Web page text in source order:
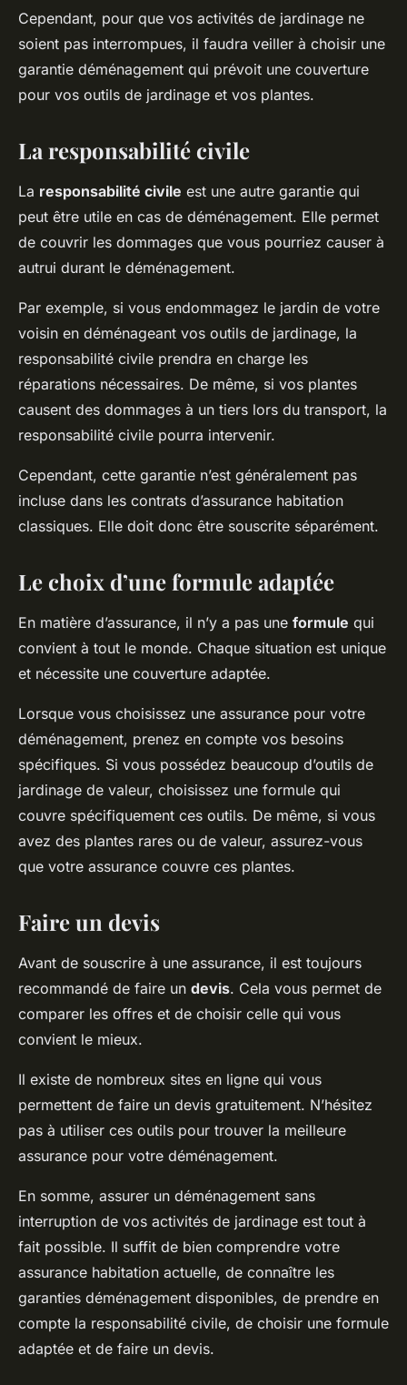
Cependant, pour que vos activités de jardinage ne
soient pas interrompues, il faudra veiller à choisir une
garantie déménagement qui prévoit une couverture
pour vos outils de jardinage et vos plantes.
La responsabilité civile
La responsabilité civile est une autre garantie qui
peut être utile en cas de déménagement. Elle permet
de couvrir les dommages que vous pourriez causer à
autrui durant le déménagement.
Par exemple, si vous endommagez le jardin de votre
voisin en déménageant vos outils de jardinage, la
responsabilité civile prendra en charge les
réparations nécessaires. De même, si vos plantes
causent des dommages à un tiers lors du transport, la
responsabilité civile pourra intervenir.
Cependant, cette garantie n’est généralement pas
incluse dans les contrats d’assurance habitation
classiques. Elle doit donc être souscrite séparément.
Le choix d’une formule adaptée
En matière d’assurance, il n’y a pas une formule qui
convient à tout le monde. Chaque situation est unique
et nécessite une couverture adaptée.
Lorsque vous choisissez une assurance pour votre
déménagement, prenez en compte vos besoins
spécifiques. Si vous possédez beaucoup d’outils de
jardinage de valeur, choisissez une formule qui
couvre spécifiquement ces outils. De même, si vous
avez des plantes rares ou de valeur, assurez-vous
que votre assurance couvre ces plantes.
Faire un devis
Avant de souscrire à une assurance, il est toujours
recommandé de faire un devis. Cela vous permet de
comparer les offres et de choisir celle qui vous
convient le mieux.
Il existe de nombreux sites en ligne qui vous
permettent de faire un devis gratuitement. N’hésitez
pas à utiliser ces outils pour trouver la meilleure
assurance pour votre déménagement.
En somme, assurer un déménagement sans
interruption de vos activités de jardinage est tout à
fait possible. Il suffit de bien comprendre votre
assurance habitation actuelle, de connaître les
garanties déménagement disponibles, de prendre en
compte la responsabilité civile, de choisir une formule
adaptée et de faire un devis.